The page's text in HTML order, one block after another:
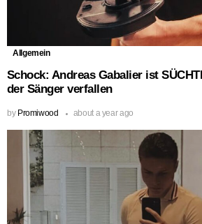
Allgemein
Schock: Andreas Gabalier ist
der Sänger verfallen
by Promiwood about a year ago